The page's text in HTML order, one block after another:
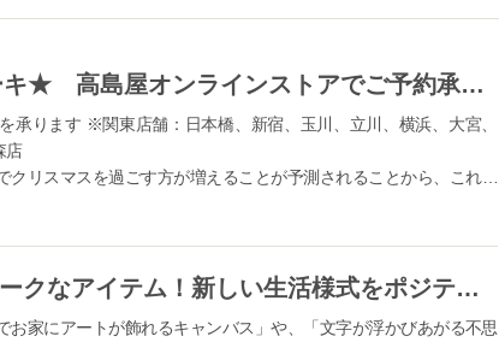
★2020 高島屋のクリスマスケーキ★ 高島屋オンラインストアでご予約承り中！ 高島屋関東各店では、10月7日（水）からご予約を承ります
承ります ※関東店舗：日本橋、新宿、玉川、立川、横浜、大宮、
店
リスマスを過ごす方が増えることが予測されることから、これま
ーキを取り揃えました。また、ご自宅に配送できるケーキ（冷凍
芸術の秋をお家で楽しめる、ユニークなアイテム！新しい生活様式をポジティブに取りながら、コロナ下の秋はおうち時間をちょっと贅沢に。
お家にアートが飾れるキャンバス」や、「文字が浮かびあがる不思